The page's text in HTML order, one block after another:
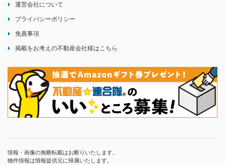
運営会社について
プライバシーポリシー
免責事項
掲載をお考えの不動産会社様はこちら
情報・画像の無断転載はお断りいたします。
物件情報は情報提供元に帰属いたします。